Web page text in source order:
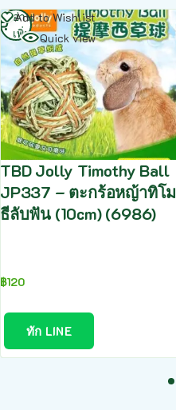
Add to Wishlist
Quick view
TBD Jolly Timothy Ball
JP337 – ตะกร้อหญ้าทิโม
ธีลับฟัน (10cm) (6986)
฿120
ทัก LINE
อ่าน
เพิ่ม